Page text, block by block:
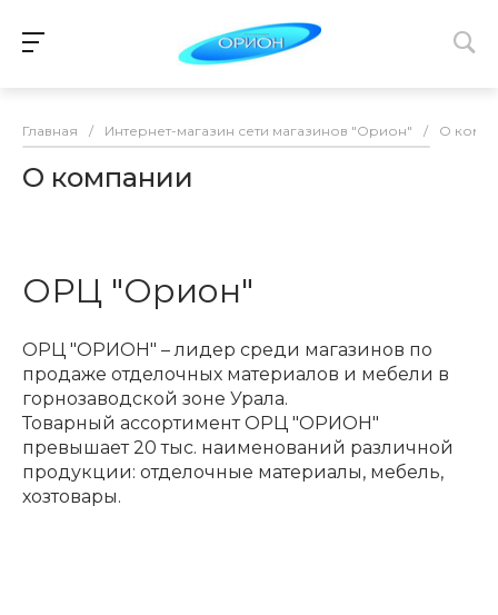
Главная / Интернет-магазин сети магазинов "Орион" / О
О компании
ОРЦ "Орион"
ОРЦ "ОРИОН" – лидер среди магазинов по
продаже отделочных материалов и мебели в
горнозаводской зоне Урала.
Товарный ассортимент ОРЦ "ОРИОН"
превышает 20 тыс. наименований различной
продукции: отделочные материалы, мебель,
хозтовары.